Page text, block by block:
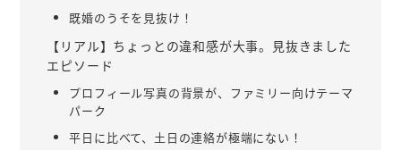
既婚のうそを見抜け！
【リアル】ちょっとの違和感が大事。見抜きました
エピソード
プロフィール写真の背景が、ファミリー向けテーマ
パーク
平日に比べて、土日の連絡が極端にない！